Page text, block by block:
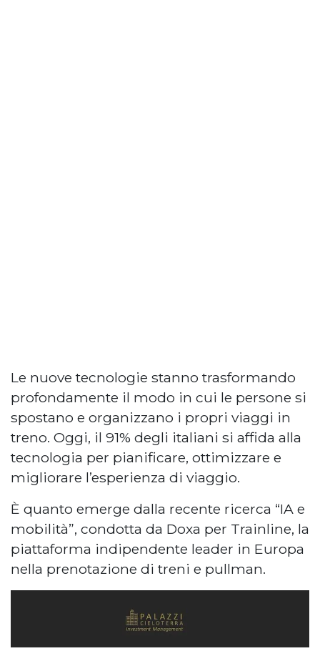
Le nuove tecnologie stanno trasformando
profondamente il modo in cui le persone si
spostano e organizzano i propri viaggi in
treno. Oggi, il 91% degli italiani si affida alla
tecnologia per pianificare, ottimizzare e
migliorare l’esperienza di viaggio.
È quanto emerge dalla recente ricerca “IA e
mobilità”, condotta da Doxa per Trainline, la
piattaforma indipendente leader in Europa
nella prenotazione di treni e pullman.